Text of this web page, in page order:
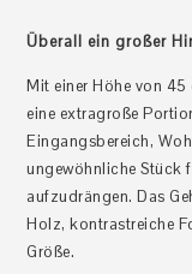
Überall ein großer
Mit einer Höhe von
eine extragroße
Eingangsbereich,
ungewöhnliche Stück
aufzudrängen. Das
Holz, kontrastreiche
Größe.